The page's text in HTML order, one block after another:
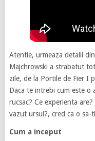
Atentie, urmeaza detalii
Majchrowski a strabatut
zile, de la Portile de Fier I
Daca te intrebi cum este o
rucsac? Ce experienta
vazut ursul?, cred ca o sa-
Cum a inceput